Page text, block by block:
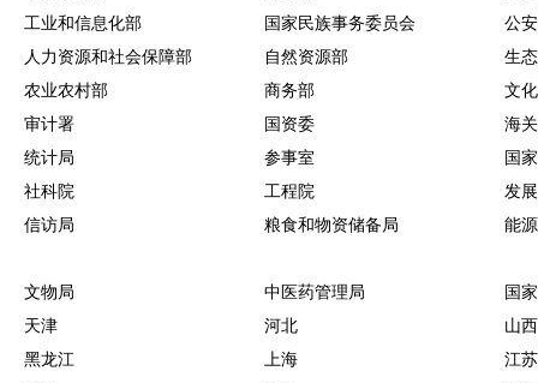
工业和信息化部
国家民族事务委员会
公
人力资源和社会保障部
自然资源部
生
农业农村部
商务部
文
审计署
国资委
海
统计局
参事室
国
社科院
工程院
发
信访局
粮食和物资储备局 能
文物局 中医药管理局
国
天津
河北
山西
黑龙江
上海
江苏